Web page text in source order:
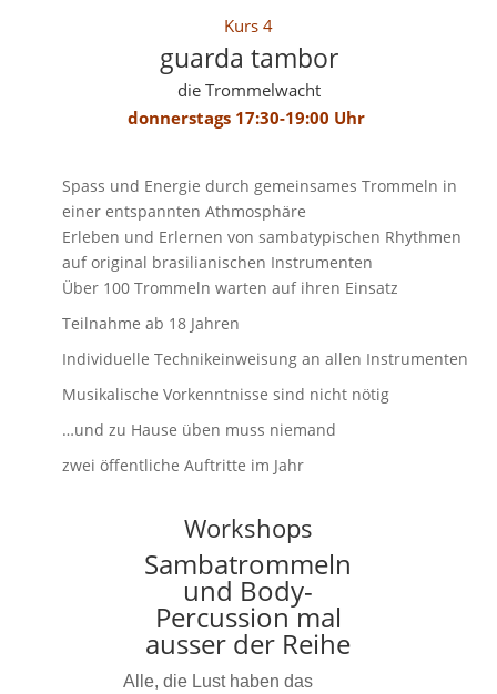
Kurs 4
guarda tambor
die Trommelwacht
donnerstags 17:30-19:00 Uhr
Spass und Energie durch gemeinsames Trommeln in
einer entspannten Athmosphäre
Erleben und Erlernen von sambatypischen Rhythmen
auf original brasilianischen Instrumenten
Über 100 Trommeln warten auf ihren Einsatz
Teilnahme ab 18 Jahren
Individuelle Technikeinweisung an allen Instrumenten
Musikalische Vorkenntnisse sind nicht nötig
…und zu Hause üben muss niemand
zwei öffentliche Auftritte im Jahr
Workshops
Sambatrommeln
und Body-
Percussion mal
ausser der Reihe
Alle, die Lust haben das